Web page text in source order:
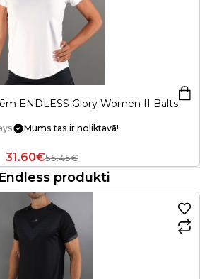
ENDLESS Glory Women II Balts
Mums tas ir noliktavā!
31.60€55.45€
produkti